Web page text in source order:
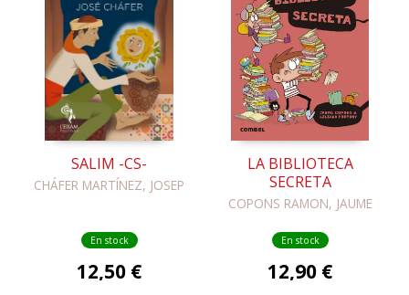
SALIM -CS-
CHÁFER MARTÍNEZ, JOSEP
En stock
12,50 €
LA BIBLIOTECA
SECRETA
COPONS RAMON, JAUME
En stock
12,90 €